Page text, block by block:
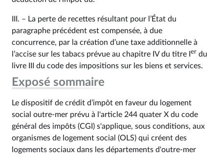
III. – La perte de recettes résultant pour l’État du
paragraphe précédent est compensée, à due
concurrence, par la création d’une taxe additionnelle à
l’accise sur les tabacs prévue au chapitre IV du titre I er du
livre III du code des impositions sur les biens et services.
Exposé sommaire
Le dispositif de crédit d’impôt en faveur du logement
social outre-mer prévu à l'article 244 quater X du code
général des impôts (CGI) s'applique, sous conditions, aux
organismes de logement social (OLS) qui créent des
logements sociaux dans les départements d'outre-mer